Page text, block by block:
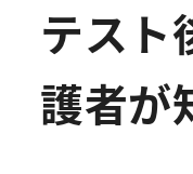
テスト
護者が